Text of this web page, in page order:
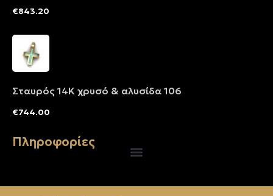
€843.20
Σταυρός 14Κ χρυσό & αλυσίδα 106
€744.00
Πληροφορίες